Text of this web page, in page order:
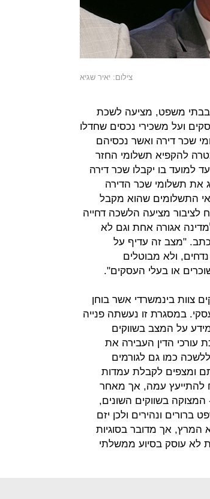
צילום: יאיר שגיא
בבתי משפט, מציעה לשכת
ועל משכירי נכסים שחדלו
שכר דירה ואשר נכסיהם
להקפיא תשלומי החזר
למועד בו יקבלו שכר דירה
את תשלומי שכר הדירה
התשלומים שהוא מקבל
לציבור מציעה הלשכה דחייה
אגורה אחת וגם לא
"מצב זה עדיף על
ולא מבוטלים
או בעלי העסקים".
בינמשרדי אשר בוחן
במסגרת זו נעשתה פנייה
על המצב בשווקים
עורכי הדין העבירה את
כמו גם לגורמים
ומצפים לקבלת עמדות
להתייעץ עמה, אך מאחר
המצוקה בשווקים השונים,
ונהירים ולכן יזם
אך מדובר בסוגיות
לא עוסק בסיוע ממשלתי